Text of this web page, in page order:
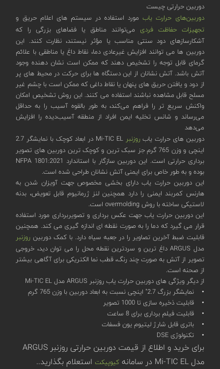
دوربین حرارتی چیست
دوربین‌های حرارت یابمورد استفاده در سیستم‌ های اعلام حریق و
تجهیزات حفاظت فردی می‌توانند مناطق یا فضاهای بزرگی را که
آشکارسازهای دود سنتی مناسب یا مؤثر نیستند، نظارت کنند. این
دوربین ها می توانند افزایش غیرعادی دما، نقاط داغ یا مناطقی با علائم
گرمای قابل توجه را تشخیص دهند که ممکن است نشان دهنده وجود
آتش باشد. آتش نشانان از این دستگاه ها برای حرکت در محیط های پر
از دود و یافتن حریق های پنهان یا نقاط داغی که ممکن است با چشم غیر
مسلح قابل مشاهده نباشند استفاده می کنند. این روش تشخیص امکان
واکنش سریع‌ تر را فراهم می‌کند، به طور بالقوه آسیب را به حداقل
می‌رساند و شانس تخلیه ایمن افراد از منطقه آسیب‌دیده را افزایش
می‌دهد
دوربین های حرارت یابروزنبر
Mi-TIC EL در ابعاد کوچک با نمایشگر 2.7
اینچی و وزن 765 گرم جز سبک ترین و کوچک ترین دوربین های تصویر
برداری حرارتی است. این دوربین سازگار با استاندارد NFPA 1801:2021
بوده و به طور خاص برای ایمنی آتش نشانان طراحی شده است.
این دوربین حرارت یاب دارای بخشی مخصوص جهت آویزان شدن به
هارنس کمربند ایمنی را دارد همچنین لنز ژرمانیوم قابل تعویض، بدنه
لاستیکی ساخته با روش overmolding است.
این دوربین حرارت یاب جهت عکس برداری و تصویربرداری مورد استفاده
قرار می گیرد که دما را به صورت نقطه ای اندازه گیری می کند. همچنین
قابلیت ضبط آخرین تصاویر را در جعبه سیاه دارد. با کمک دوربین روزنبر
مدل ARGUS داغ ترین و سردترین نقطه محل را می توان دید، خروجی
تصویر از آتش به صورت چند رنگ، قطب نما الکتریکی برای آگاهی بیشتر
از صحنه است.
از دیگر ویژگی های دوربین حرارت یاب روزنبر ARGUS مدل Mi-TIC EL
• نمایشگر بزرگ 2.7" اینچی نسبت به ابعاد دوربین با وزن 765 گرم
• قابلیت ذخیره سازی تا 1000 تصویر
• قابلیت فیلم برداری برای 8 ساعت
• باتری قابل شارژ لیتیوم یون فسفات
• تکنولوژی DSE
برای خرید و اطلاع از قیمت دوربین حرارتی روزنبر ARGUS
مدل Mi-TIC EL در سامانه
کیوپیکت استعلام بگذارید..